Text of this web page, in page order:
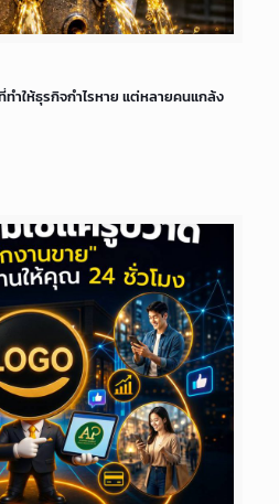
ทำให้ธุรกิจกำไรหาย แต่หลายคนแกล้ง